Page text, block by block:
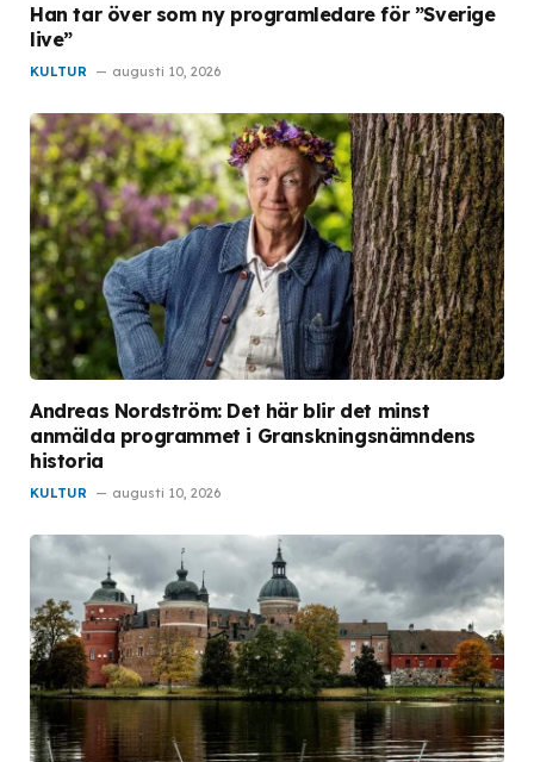
Han tar över som ny programledare för ”Sverige
live”
KULTUR augusti 10, 2026
Andreas Nordström: Det här blir det minst
anmälda programmet i Granskningsnämndens
historia
KULTUR augusti 10, 2026